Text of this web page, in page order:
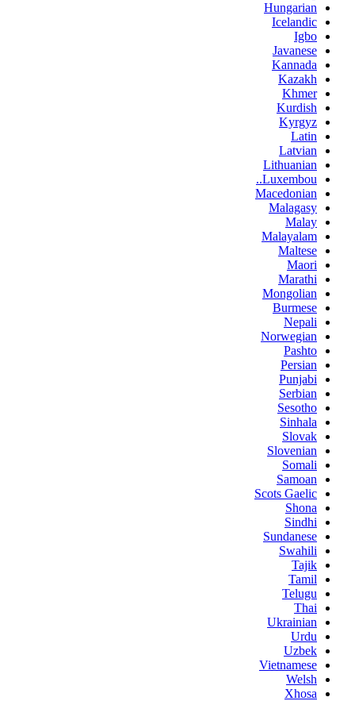
Hungarian
Icelandic
Igbo
Javanese
Kannada
Kazakh
Khmer
Kurdish
Kyrgyz
Latin
Latvian
Lithuanian
Luxembou..
Macedonian
Malagasy
Malay
Malayalam
Maltese
Maori
Marathi
Mongolian
Burmese
Nepali
Norwegian
Pashto
Persian
Punjabi
Serbian
Sesotho
Sinhala
Slovak
Slovenian
Somali
Samoan
Scots Gaelic
Shona
Sindhi
Sundanese
Swahili
Tajik
Tamil
Telugu
Thai
Ukrainian
Urdu
Uzbek
Vietnamese
Welsh
Xhosa